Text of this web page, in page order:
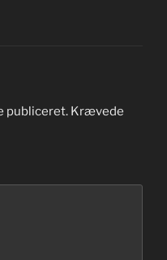
publiceret. Krævede